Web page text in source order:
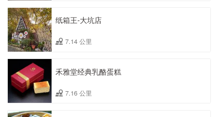
纸箱王-大坑店
7.14 公里
禾雅堂经典乳酪蛋糕
7.16 公里